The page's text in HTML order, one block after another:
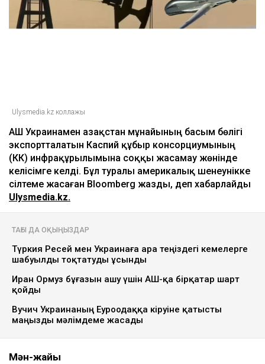
Ulysmedia.kz коллажы
АҚШ Украинамен Қазақстан мұнайының басым бөлігі
экспортталатын Каспий құбыр консорциумының
(КҚК) инфрақұрылымына соққы жасамау жөнінде
келісімге келді. Бұл туралы америкалық шенеунікке
сілтеме жасаған Bloomberg жазды, деп хабарлайды
Ulysmedia.kz.
ТАҒЫ ДА ОҚЫҢЫЗДАР
Түркия Ресей мен Украинаға Қара теңіздегі кемелерге
шабуылды тоқтатуды ұсынды
Иран Ормуз бұғазын ашу үшін АҚШ-қа бірқатар шарт
қойды
Вучич Украинаның Еуроодаққа кіруіне қатысты
маңызды мәлімдеме жасады
Мән-жайы